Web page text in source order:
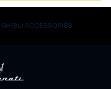
ACCESSORIES